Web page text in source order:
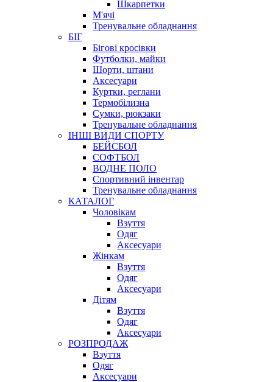
Шкарпетки
М'ячі
Тренувальне обладнання
БІГ
Бігові кросівки
Футболки, майки
Шорти, штани
Аксесуари
Куртки, реглани
Термобілизна
Сумки, рюкзаки
Тренувальне обладнання
ІНШІ ВИДИ СПОРТУ
БЕЙСБОЛ
СОФТБОЛ
ВОДНЕ ПОЛО
Спортивний інвентар
Тренувальне обладнання
КАТАЛОГ
Чоловікам
Взуття
Одяг
Аксесуари
Жінкам
Взуття
Одяг
Аксесуари
Дітям
Взуття
Одяг
Аксесуари
РОЗПРОДАЖ
Взуття
Одяг
Аксесуари